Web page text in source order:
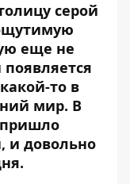
серой
еще не
появляется
то в
мир. В
пришло
и довольно